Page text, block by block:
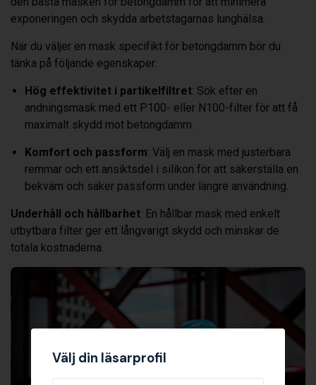
exponeringen och skydda arbetstagarnas lunghälsa.
När du väljer en mask specifikt för betongdamm bör du
tänka på följande egenskaper:
Hög effektivitet i partikelfiltret: Sök efter en
andningsmask med ett P100- eller N100-filter för att få
maximalt skydd mot betongdamm.
Komfort och passform: Välj en mask med justerbara
remmar och ett ansiktsdel i silikon för att säkerställa en
bekväm och säker passform under längre användning.
Underhåll och hållbarhet: En hållbar mask med enkelt
utbytbara filter ger ett långvarigt skydd och minskar de
totala kostnaderna.
Välj din läsarprofil